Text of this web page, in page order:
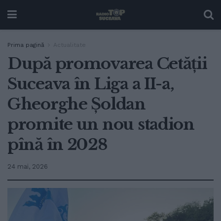
Prima pagină Actualitate
După promovarea Cetății
Suceava în Liga a II-a,
Gheorghe Șoldan
promite un nou stadion
pînă în 2028
24 mai, 2026